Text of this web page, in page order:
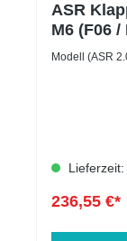
ASR
M6 (F06 /
Modell (ASR
236,55 €*